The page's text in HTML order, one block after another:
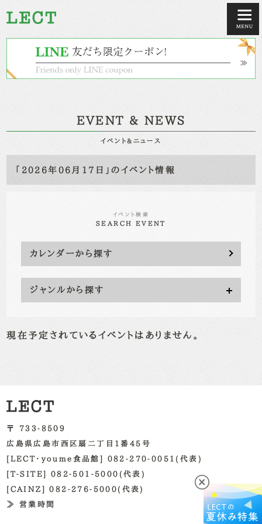
EVENT & NEWS
イベント&ニュース
「2026年06月17日」のイベント情報
イベント検索
SEARCH EVENT
カレンダーから探す
ジャンルから探す
現在予定されているイベントはありません。
〒 733-8509
広島県広島市西区扇二丁目1番45号
[LECT・youme食品館] 082-270-0051(代表)
[T-SITE] 082-501-5000(代表)
[CAINZ] 082-276-5000(代表)
≫ 営業時間